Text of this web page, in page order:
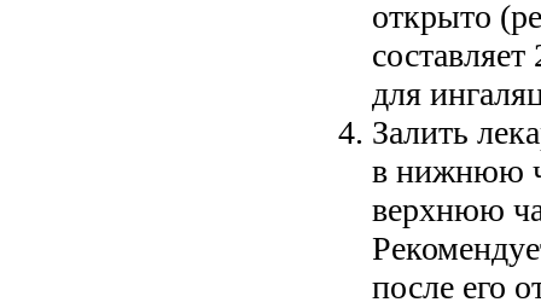
открыто (режим II), то
для
Залить лекарственный
в нижнюю
верхнюю